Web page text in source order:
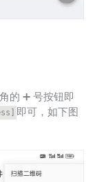
的 ➕ 号按钮即
即可，如下图